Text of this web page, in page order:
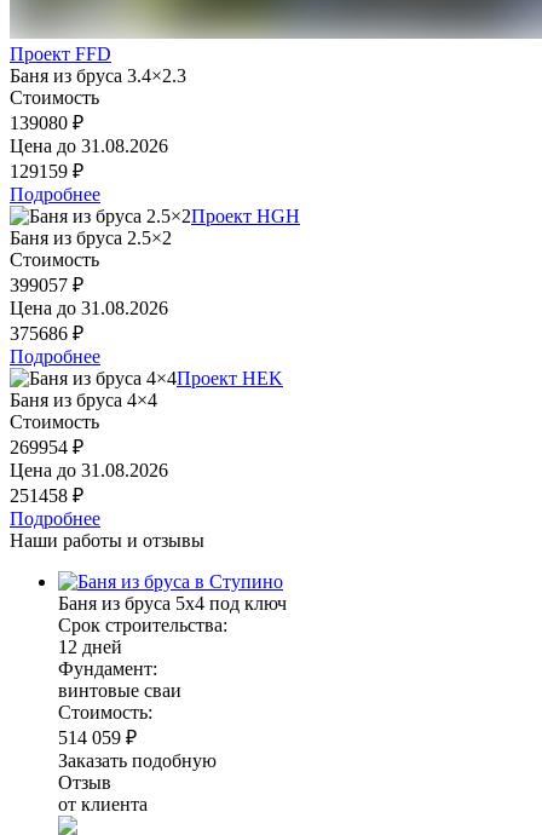
Проект FFD
Баня из бруса 3.4×2.3
Стоимость
139080 ₽
Цена до 31.08.2026
129159 ₽
Подробнее
Проект HGH
Баня из бруса 2.5×2
Стоимость
399057 ₽
Цена до 31.08.2026
375686 ₽
Подробнее
Проект HEK
Баня из бруса 4×4
Стоимость
269954 ₽
Цена до 31.08.2026
251458 ₽
Подробнее
Наши работы и отзывы
Баня из бруса 5х4 под ключ
Срок строительства:
12 дней
Фундамент:
винтовые сваи
Стоимость:
514 059 ₽
Заказать подобную
Отзыв
от клиента